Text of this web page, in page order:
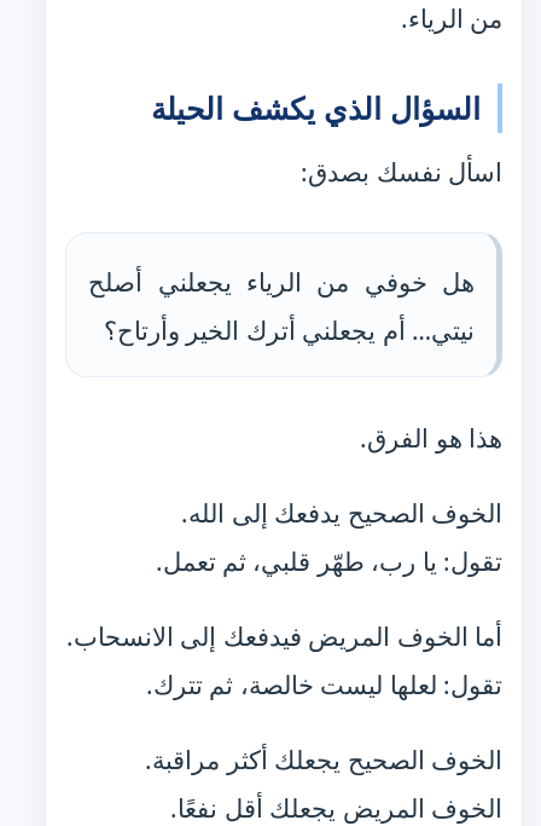
من الرياء.
السؤال الذي يكشف الحيلة
اسأل نفسك بصدق:
هل خوفي من الرياء يجعلني أصلح
نيتي… أم يجعلني أترك الخير وأرتاح؟
هذا هو الفرق.
الخوف الصحيح يدفعك إلى الله.
تقول: يا رب، طهّر قلبي، ثم تعمل.
أما الخوف المريض فيدفعك إلى الانسحاب.
تقول: لعلها ليست خالصة، ثم تترك.
الخوف الصحيح يجعلك أكثر مراقبة.
الخوف المريض يجعلك أقل نفعًا.